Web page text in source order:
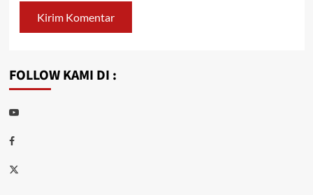
FOLLOW KAMI DI :
Youtube
Facebook
Twitter